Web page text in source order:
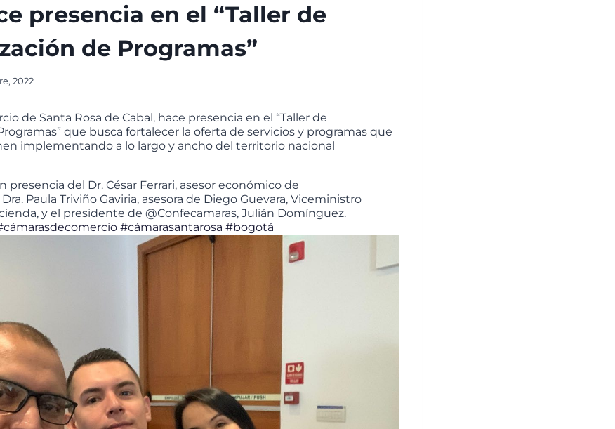
presencia en el “Taller de
de Programas”
2022
de Santa Rosa de Cabal, hace presencia en el “Taller de
que busca fortalecer la oferta de servicios y programas que
implementando a lo largo y ancho del territorio nacional
presencia del Dr. César Ferrari, asesor económico de
Paula Triviño Gaviria, asesora de Diego Guevara, Viceministro
y el presidente de @Confecamaras, Julián Domínguez.
#cámarasantarosa #bogotá